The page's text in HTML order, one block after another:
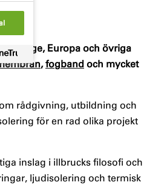
Sverige, Europa och övriga
,fogband och mycket
rådgivning, utbildning och
för en rad olika projekt
inslag i illbrucks filosofi och
ljudisolering och termisk